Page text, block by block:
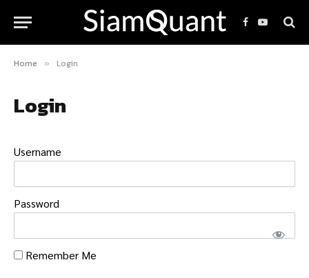
Facebook
YouTube
Home » Login
Login
Username
Password
Remember Me